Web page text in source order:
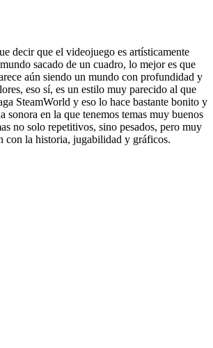
decir que el videojuego es artísticamente
sacado de un cuadro, lo mejor es que
aún siendo un mundo con profundidad y
eso sí, es un estilo muy parecido al que
SteamWorld y eso lo hace bastante bonito y
sonora en la que tenemos temas muy buenos
no solo repetitivos, sino pesados, pero muy
con la historia, jugabilidad y gráficos.